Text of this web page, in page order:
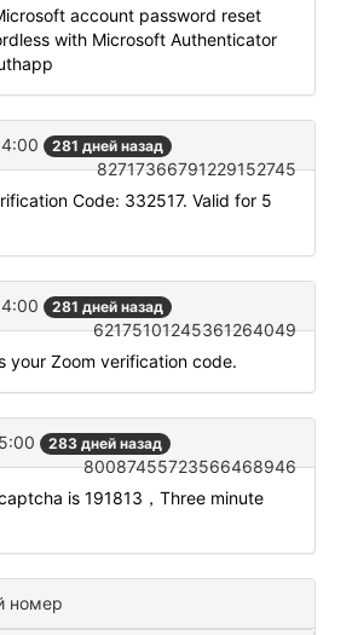
account password reset
with Microsoft Authenticator
281 дней назад
82717366791229152745
Code: 332517. Valid for 5
281 дней назад
62175101245361264049
your Zoom verification code.
283 дней назад
80087455723566468946
is 191813，Three minute
номер